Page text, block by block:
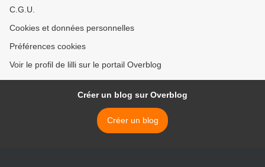
C.G.U.
Cookies et données personnelles
Préférences cookies
Voir le profil de lilli sur le portail Overblog
Créer un blog sur Overblog
Créer un blog